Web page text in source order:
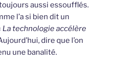
aussi essoufflés.
l’a si bien dit un
La technologie accélère
dire que l’on
une banalité.